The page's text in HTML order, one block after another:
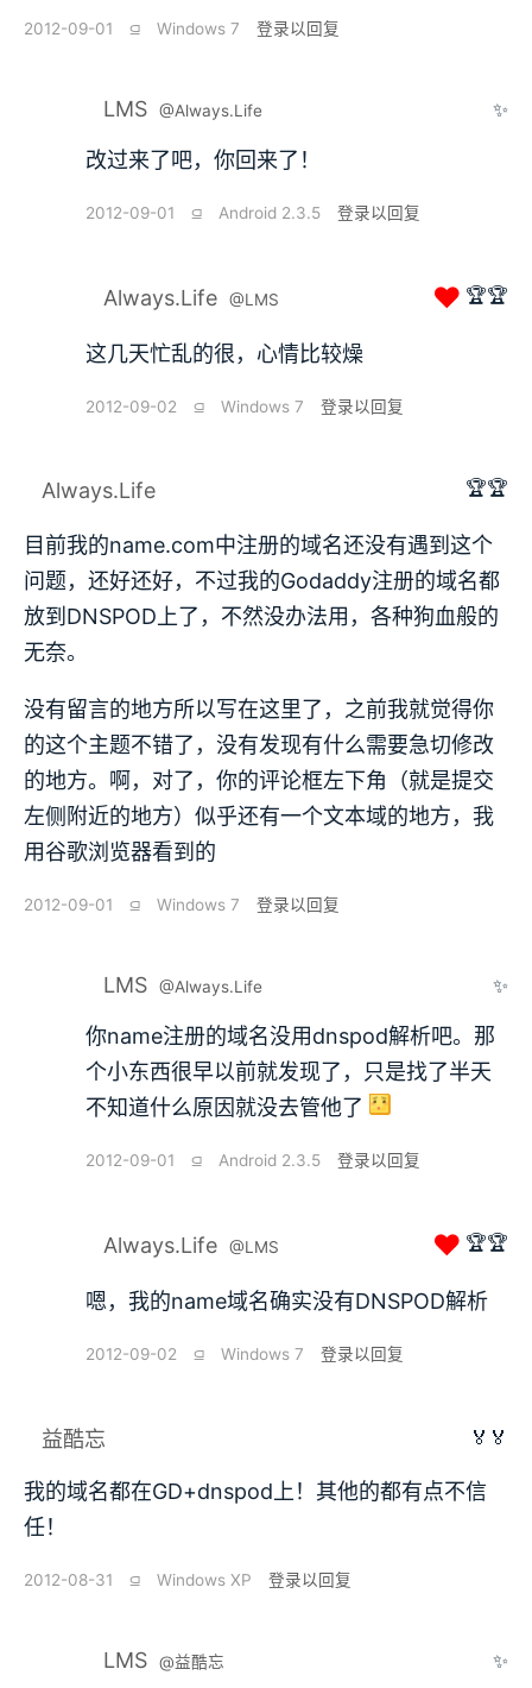
2012-09-01 ⫑ Windows 7 登录以回复
LMS @Always.Life ✨
改过来了吧，你回来了！
2012-09-01 ⫑ Android 2.3.5 登录以回复
Always.Life @LMS ❤ 🏆🏆
这几天忙乱的很，心情比较燥
2012-09-02 ⫑ Windows 7 登录以回复
Always.Life 🏆🏆
目前我的name.com中注册的域名还没有遇到这个
问题，还好还好，不过我的Godaddy注册的域名都
放到DNSPOD上了，不然没办法用，各种狗血般的
无奈。
没有留言的地方所以写在这里了，之前我就觉得你
的这个主题不错了，没有发现有什么需要急切修改
的地方。啊，对了，你的评论框左下角（就是提交
左侧附近的地方）似乎还有一个文本域的地方，我
用谷歌浏览器看到的
2012-09-01 ⫑ Windows 7 登录以回复
LMS @Always.Life ✨
你name注册的域名没用dnspod解析吧。那
个小东西很早以前就发现了，只是找了半天
不知道什么原因就没去管他了
2012-09-01 ⫑ Android 2.3.5 登录以回复
Always.Life @LMS ❤ 🏆🏆
嗯，我的name域名确实没有DNSPOD解析
2012-09-02 ⫑ Windows 7 登录以回复
益酷忘 🏅🏅
我的域名都在GD+dnspod上！其他的都有点不信
任！
2012-08-31 ⫑ Windows XP 登录以回复
LMS @益酷忘 ✨